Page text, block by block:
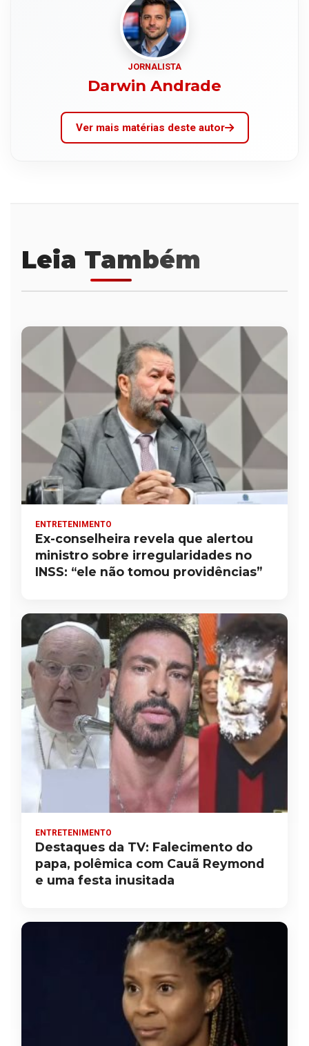
JORNALISTA
Darwin Andrade
Ver mais matérias deste autor
Leia Também
ENTRETENIMENTO
Ex-conselheira revela que alertou
ministro sobre irregularidades no
INSS: “ele não tomou providências”
ENTRETENIMENTO
Destaques da TV: Falecimento do
papa, polêmica com Cauã Reymond
e uma festa inusitada